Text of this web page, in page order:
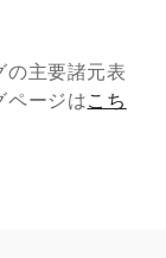
の主要諸元表
ページはこち